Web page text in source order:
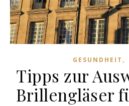
GESUNDHEIT ,
Tipps zur
Brillengläser